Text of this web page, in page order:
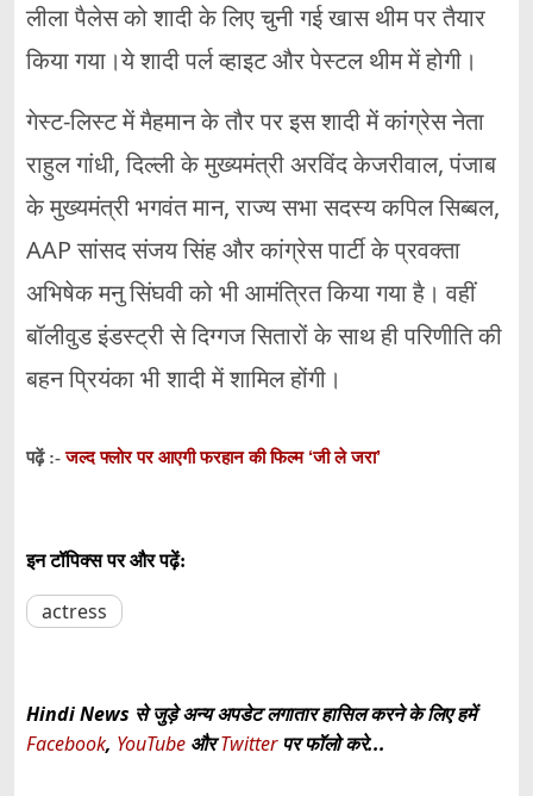
लीला पैलेस को शादी के लिए चुनी गई खास थीम पर तैयार
किया गया।ये शादी पर्ल व्हाइट और पेस्टल थीम में होगी।
गेस्ट-लिस्ट में मैहमान के तौर पर इस शादी में कांग्रेस नेता
राहुल गांधी, दिल्ली के मुख्यमंत्री अरविंद केजरीवाल, पंजाब
के मुख्यमंत्री भगवंत मान, राज्य सभा सदस्य कपिल सिब्बल,
AAP सांसद संजय सिंह और कांग्रेस पार्टी के प्रवक्ता
अभिषेक मनु सिंघवी को भी आमंत्रित किया गया है। वहीं
बॉलीवुड इंडस्ट्री से दिग्गज सितारों के साथ ही परिणीति की
बहन प्रियंका भी शादी में शामिल होंगी।
पढ़ें :-जल्द फ्लोर पर आएगी फरहान की फिल्म ‘जी ले जरा’
इन टॉपिक्स पर और पढ़ें:
actress
Hindi News से जुड़े अन्य अपडेट लगातार हासिल करने के लिए हमें
Facebook, YouTube औरTwitterपर फॉलो करे...